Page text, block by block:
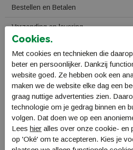
Bestellen en Betalen
Verzending en levering
Gerelateerde producten
Cookies.
Met cookies en technieken die
beter en persoonlijker. Dankzij
website goed. Ze hebben ook een
maken we de website elke dag een
graag nuttige advertenties zien.
technologie om je gedrag binnen en
volgen. Dat doen we op een
Lees hier alles over onze cookie- en
op 'Oké' om te accepteren. Kies je